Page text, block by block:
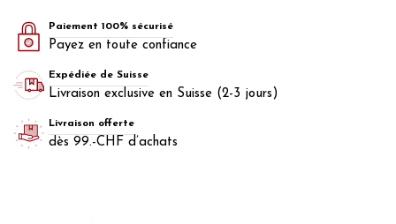
Paiement 100% sécurisé
Payez en toute confiance
Expédiée de Suisse
Livraison exclusive en Suisse (2-3 jours)
Livraison offerte
dès 99.-CHF d’achats